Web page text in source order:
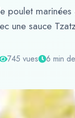
poulet
une sauce
745 vues 6 min